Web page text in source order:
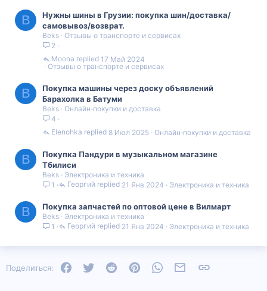
B
Нужны шины в Грузии: покупка шин/доставка/
самовывоз/возврат.
Beks Отзывы о транспорте и сервисах
2
Отзывы о транспорте и сервисах
17 Май 2024
Moona
B
Покупка машины через доску объявлений
Барахолка в Батуми
Beks Онлайн‑покупки и доставка
4
Онлайн‑покупки и доставка
8 Июл 2025
Elenohka
B
Покупка Пандури в музыкальном магазине
Тбилиси
Beks
Электроника и техника
1
Электроника и техника
21 Янв 2024
Георгий
B Покупка запчастей по оптовой цене в Вилмарт
Beks
Электроника и техника
1
Электроника и техника
21 Янв 2024
Георгий
Поделиться: FacebookTwitter Reddit PinterestWhatsAppЭлектронная почта